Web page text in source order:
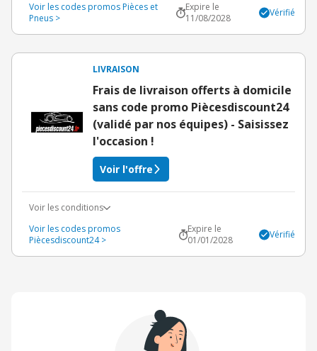
Voir les codes promos Pièces et
Pneus >
Expire le
11/08/2028
Vérifié
LIVRAISON
Frais de livraison offerts à domicile
sans code promo Piècesdiscount24
(validé par nos équipes) - Saisissez
l'occasion !
Voir l'offre
Voir les conditions
Voir les codes promos
Piècesdiscount24 >
Expire le
01/01/2028
Vérifié